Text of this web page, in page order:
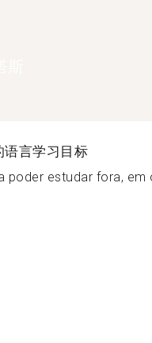
语言学习目标
poder estudar fora, em